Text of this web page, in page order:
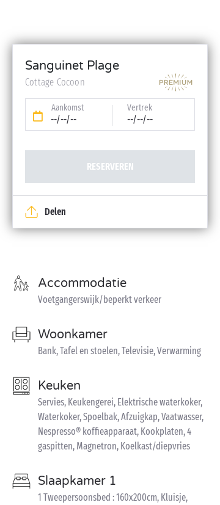
Babykit (kinderbedje, hoge stoel, badje – op
reservering)
Sanguinet Plage
Cottage Cocoon
Aankomst
--/--/--
Vertrek
--/--/--
RESERVEREN
Delen
Accommodatie
Voetgangerswijk/beperkt verkeer
Woonkamer
Bank, Tafel en stoelen, Televisie, Verwarming
Keuken
Servies, Keukengerei, Elektrische waterkoker,
Waterkoker, Spoelbak, Afzuigkap, Vaatwasser,
Nespresso® koffieapparaat, Kookplaten, 4
gaspitten, Magnetron, Koelkast/diepvries
Slaapkamer 1
1 Tweepersoonsbed : 160x200cm, Kluisje,